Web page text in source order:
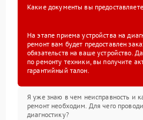
Какие документы вы
На этапе приема устройства на
ремонт вам будет предоставлен
обязательств на ваше устройство.
по ремонту техники, вы получите
гарантийный талон.
Я уже знаю в чем неисправность и
ремонт необходим. Для чего
диагностику?